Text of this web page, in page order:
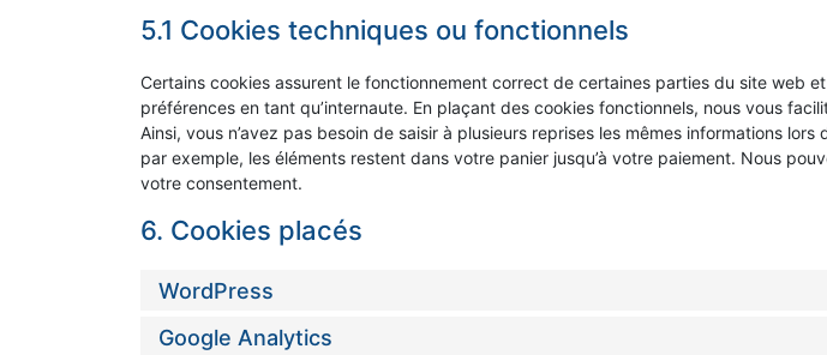
5.1 Cookies techniques ou fonctionnels
Certains cookies assurent le fonctionnement correct de certaines parties du site web
préférences en tant qu’internaute. En plaçant des cookies fonctionnels, nous vous
Ainsi, vous n’avez pas besoin de saisir à plusieurs reprises les mêmes informations
par exemple, les éléments restent dans votre panier jusqu’à votre paiement. Nous
votre consentement.
6. Cookies placés
WordPress
Google Analytics